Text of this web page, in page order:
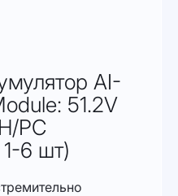
AI-
51.2V
PC
6 шт)